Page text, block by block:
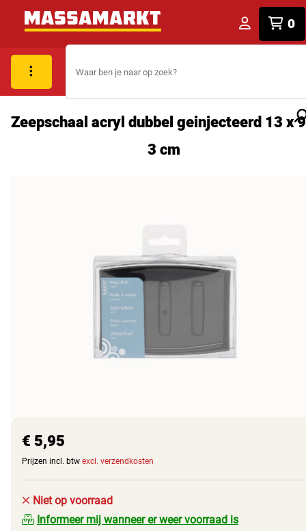
0
Zeepschaal acryl dubbel geinjecteerd 13 x
3 cm
€ 5,95
Prijzen incl. btw excl. verzendkosten
Niet op voorraad
Informeer mij wanneer er weer voorraad is